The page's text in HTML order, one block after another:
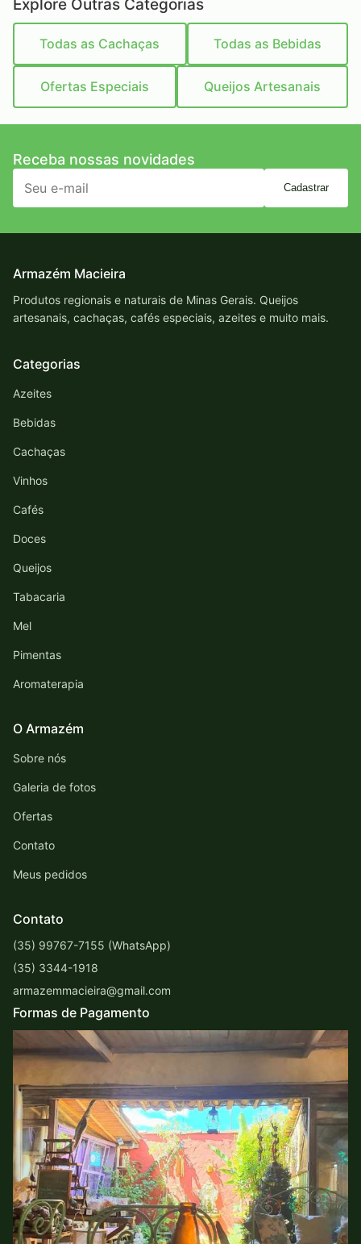
Explore Outras Categorias
Todas as Cachaças Todas as Bebidas
Ofertas Especiais Queijos Artesanais
Receba nossas novidades
Cadastrar
Armazém Macieira
Produtos regionais e naturais de Minas Gerais. Queijos
artesanais, cachaças, cafés especiais, azeites e muito mais.
Categorias
Azeites
Bebidas
Cachaças
Vinhos
Cafés
Doces
Queijos
Tabacaria
Mel
Pimentas
Aromaterapia
O Armazém
Sobre nós
Galeria de fotos
Ofertas
Contato
Meus pedidos
Contato
(35) 99767-7155 (WhatsApp)
(35) 3344-1918
armazemmacieira@gmail.com
Formas de Pagamento